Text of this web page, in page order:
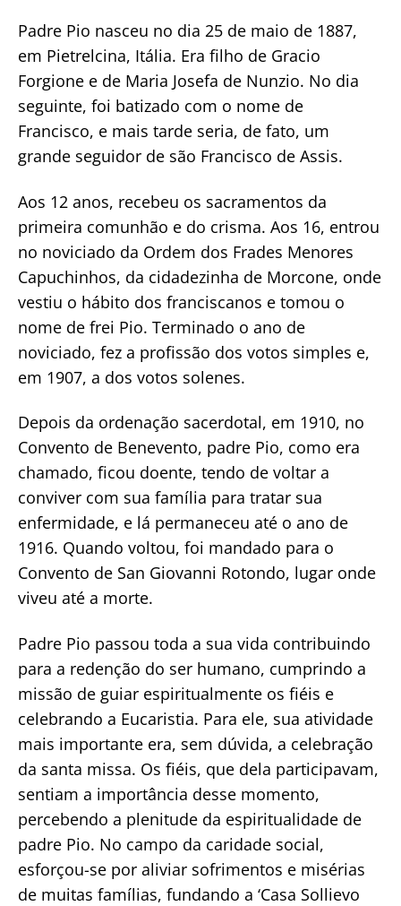
o
o
k
p
p
n
k
Padre Pio nasceu no dia 25 de maio de 1887,
em Pietrelcina, Itália. Era filho de Gracio
Forgione e de Maria Josefa de Nunzio. No dia
seguinte, foi batizado com o nome de
Francisco, e mais tarde seria, de fato, um
grande seguidor de são Francisco de Assis.
Aos 12 anos, recebeu os sacramentos da
primeira comunhão e do crisma. Aos 16, entrou
no noviciado da Ordem dos Frades Menores
Capuchinhos, da cidadezinha de Morcone, onde
vestiu o hábito dos franciscanos e tomou o
nome de frei Pio. Terminado o ano de
noviciado, fez a profissão dos votos simples e,
em 1907, a dos votos solenes.
Depois da ordenação sacerdotal, em 1910, no
Convento de Benevento, padre Pio, como era
chamado, ficou doente, tendo de voltar a
conviver com sua família para tratar sua
enfermidade, e lá permaneceu até o ano de
1916. Quando voltou, foi mandado para o
Convento de San Giovanni Rotondo, lugar onde
viveu até a morte.
Padre Pio passou toda a sua vida contribuindo
para a redenção do ser humano, cumprindo a
missão de guiar espiritualmente os fiéis e
celebrando a Eucaristia. Para ele, sua atividade
mais importante era, sem dúvida, a celebração
da santa missa. Os fiéis, que dela participavam,
sentiam a importância desse momento,
percebendo a plenitude da espiritualidade de
padre Pio. No campo da caridade social,
esforçou-se por aliviar sofrimentos e misérias
de muitas famílias, fundando a ‘Casa Sollievo